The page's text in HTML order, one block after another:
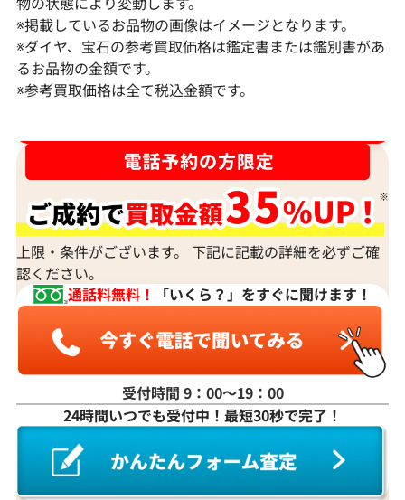
K18WG ピンクサファイア・ダイヤモンド
ブローチ 058・0.75ct
参考買取価格
131,000円
K18 サファイア
S1.21・D1.20ct
Pt･Pm900 サファイア・ダイヤモンド ブ
ローチ 3.12・D0.55ct
参考買取価格
K18 サファイア
参考買取価格
※掲載しているお品物の画像はイメージとなります。
※ダイヤ、宝石の参考買取価格は鑑定書または鑑別書があ
るお品物の金額です。
※参考買取価格は全て税込金額です。
上限・条件がございます。 下記に記載の詳細を必ずご確
認ください。
通話料無料！
「いくら？」をすぐに聞けます！
受付時間 9：00〜19：00
24時間いつでも受付中！最短30秒で完了！